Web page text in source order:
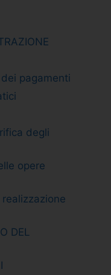
pagamenti
degli
opere
DEL